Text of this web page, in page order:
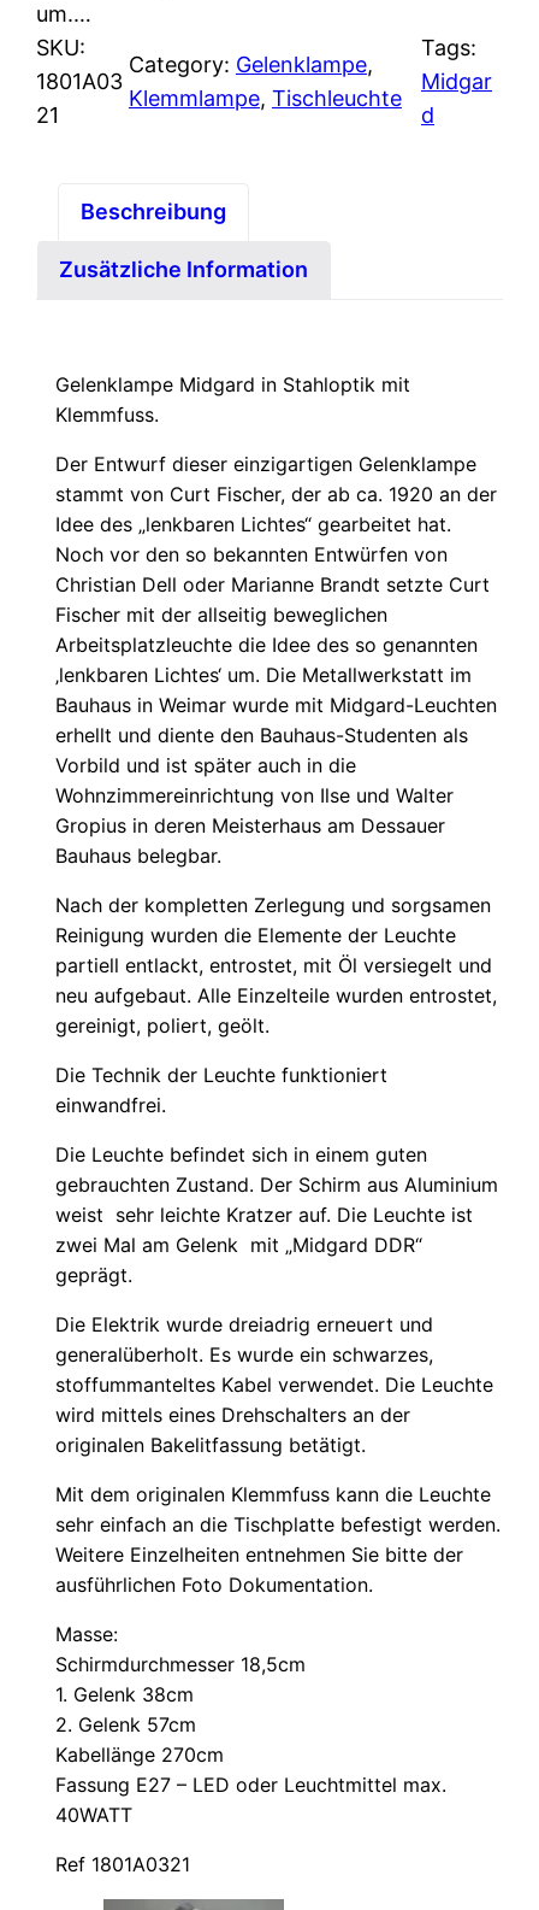
um.…
SKU:
1801A03
21
Category: Gelenklampe
Klemmlampe, Tischleuchte
Tags:
Midgar
d
Beschreibung
Zusätzliche Information
Gelenklampe Midgard in Stahloptik mit
Klemmfuss.
Der Entwurf dieser einzigartigen Gelenklampe
stammt von Curt Fischer, der ab ca. 1920 an der
Idee des „lenkbaren Lichtes“ gearbeitet hat.
Noch vor den so bekannten Entwürfen von
Christian Dell oder Marianne Brandt setzte Curt
Fischer mit der allseitig beweglichen
Arbeitsplatzleuchte die Idee des so genannten
‚lenkbaren Lichtes‘ um. Die Metallwerkstatt im
Bauhaus in Weimar wurde mit Midgard-Leuchten
erhellt und diente den Bauhaus-Studenten als
Vorbild und ist später auch in die
Wohnzimmereinrichtung von Ilse und Walter
Gropius in deren Meisterhaus am Dessauer
Bauhaus belegbar.
Nach der kompletten Zerlegung und sorgsamen
Reinigung wurden die Elemente der Leuchte
partiell entlackt, entrostet, mit Öl versiegelt und
neu aufgebaut. Alle Einzelteile wurden entrostet,
gereinigt, poliert, geölt.
Die Technik der Leuchte funktioniert
einwandfrei.
Die Leuchte befindet sich in einem guten
gebrauchten Zustand. Der Schirm aus Aluminium
weist sehr leichte Kratzer auf. Die Leuchte ist
zwei Mal am Gelenk mit „Midgard DDR“
geprägt.
Die Elektrik wurde dreiadrig erneuert und
generalüberholt. Es wurde ein schwarzes,
stoffummanteltes Kabel verwendet. Die Leuchte
wird mittels eines Drehschalters an der
originalen Bakelitfassung betätigt.
Mit dem originalen Klemmfuss kann die Leuchte
sehr einfach an die Tischplatte befestigt werden.
Weitere Einzelheiten entnehmen Sie bitte der
ausführlichen Foto Dokumentation.
Masse:
Schirmdurchmesser 18,5cm
1. Gelenk 38cm
2. Gelenk 57cm
Kabellänge 270cm
Fassung E27 – LED oder Leuchtmittel max.
40WATT
Ref 1801A0321